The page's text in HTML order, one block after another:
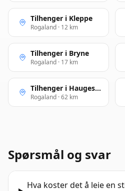
Tilhenger i Kleppe
Rogaland · 12 km
Tilhenger i Bryne
Rogaland · 17 km
Tilhenger i Haugesund
Rogaland · 62 km
Spørsmål og svar
Hva koster det å leie en